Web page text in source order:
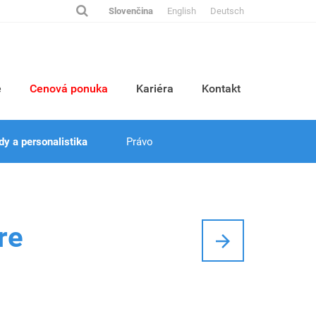
Slovenčina English Deutsch
Cenová ponuka Kariéra Kontakt
a personalistika Právo
